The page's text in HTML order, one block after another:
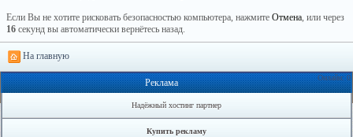
Если Вы не хотите рисковать безопасностью компьютера, нажмите Отмена, или через
16 секунд вы автоматически вернётесь назад.
На главную
Онлайн: 0
Реклама
Надёжный хостинг партнер
Купить рекламу